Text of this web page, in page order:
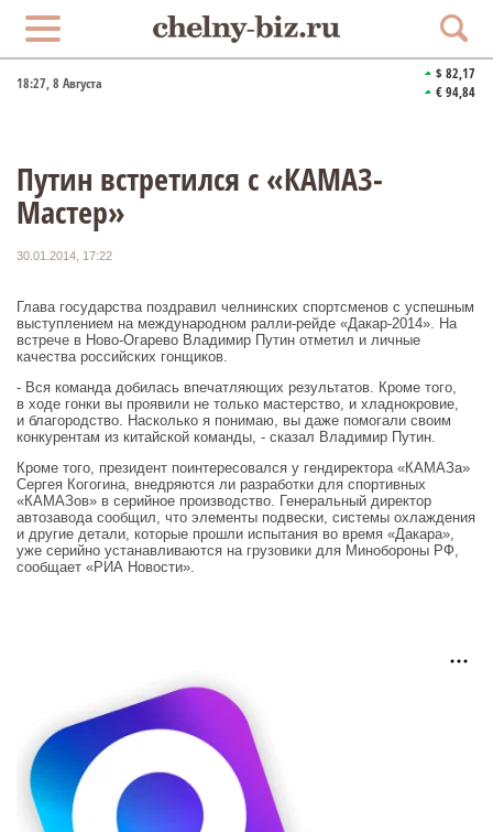
18:27, 8 Августа
$ 82,17
€ 94,84
Путин встретился с «КАМАЗ-
Мастер»
30.01.2014, 17:22
Глава государства поздравил челнинских спортсменов с успешным
выступлением на международном ралли-рейде «Дакар-2014». На
встрече в Ново-Огарево Владимир Путин отметил и личные
качества российских гонщиков.
- Вся команда добилась впечатляющих результатов. Кроме того,
в ходе гонки вы проявили не только мастерство, и хладнокровие,
и благородство. Насколько я понимаю, вы даже помогали своим
конкурентам из китайской команды, - сказал Владимир Путин.
Кроме того, президент поинтересовался у гендиректора «КАМАЗа»
Сергея Когогина, внедряются ли разработки для спортивных
«КАМАЗов» в серийное производство. Генеральный директор
автозавода сообщил, что элементы подвески, системы охлаждения
и другие детали, которые прошли испытания во время «Дакара»,
уже серийно устанавливаются на грузовики для Минобороны РФ,
сообщает «РИА Новости».